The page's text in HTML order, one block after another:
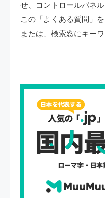
せ、コントロールパネル
この「よくある質問」
または、検索窓にキー